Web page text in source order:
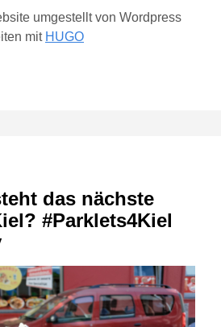
umgestellt von Wordpress
mit HUGO
das nächste
#Parklets4Kiel